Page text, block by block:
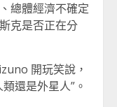
總體經濟不確定
克是否正在分
開玩笑說，
還是外星人”。